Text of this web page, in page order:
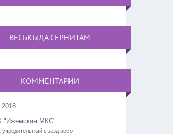
ВЕСЬКЫДА СЁРНИТАМ
КОММЕНТАРИИ
"Ижемская МКС"
учредительный съезд ассо